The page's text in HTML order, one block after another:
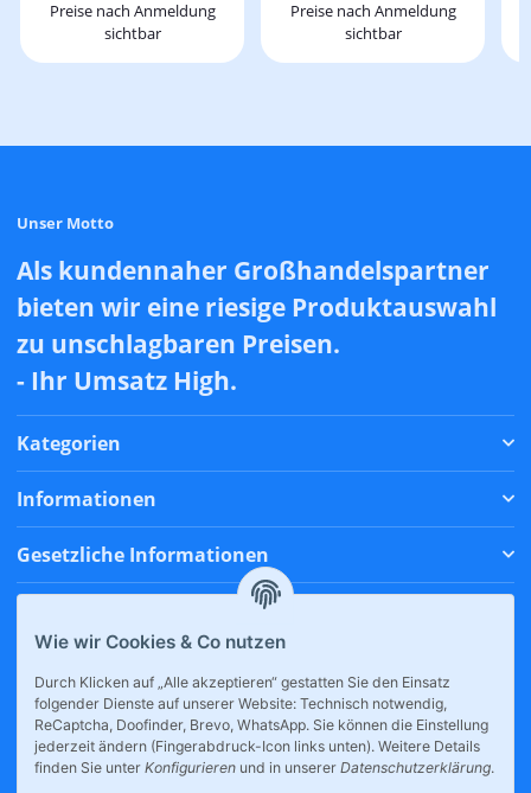
Preise nach Anmeldung
sichtbar
Preise nach Anmeldung
sichtbar
Unser Motto
Als kundennaher Großhandelspartner
bieten wir eine riesige Produktauswahl
zu unschlagbaren Preisen.
- Ihr Umsatz High.
Kategorien
Informationen
Gesetzliche Informationen
* Alle Preise inkl. gesetzlicher USt., zzgl.Versand
Wie wir Cookies & Co nutzen
Durch Klicken auf „Alle akzeptieren“ gestatten Sie den Einsatz
folgender Dienste auf unserer Website: Technisch notwendig,
ReCaptcha, Doofinder, Brevo, WhatsApp. Sie können die Einstellung
jederzeit ändern (Fingerabdruck-Icon links unten). Weitere Details
finden Sie unter Konfigurieren und in unserer Datenschutzerklärung.